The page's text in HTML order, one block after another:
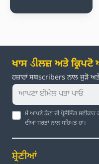
ਖਾਸ ડીਲਜ਼ ਅਤੇ
ਹਜ਼ਾਰਾਂ ਸਬscribers ਨਾਲ ਜੁੜੋ
ਮੈਂ ਆਪਣੇ ਡੇਟਾ ਦੀ ਪ੍ਰੋਸੈਸਿੰਗ
ਦੀਆਂ ਸ਼ਰਤਾਂ ਨਾਲ ਸਹਿਮਤ ਹਾਂ।
ਸ਼੍ਰੇਣੀਆਂ